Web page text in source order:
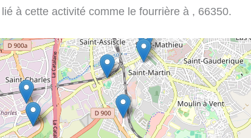
à cette activité comme le fourrière à , 66350.